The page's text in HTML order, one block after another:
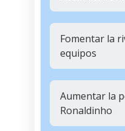
Fomentar la
equipos
Aumentar la
Ronaldinho